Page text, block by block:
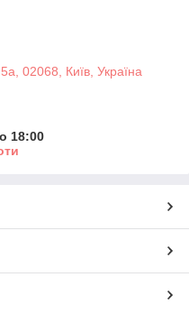
02068, Київ, Україна
18:00